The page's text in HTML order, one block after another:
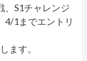
、S1チャレンジ
4/1までエントリ
ます。